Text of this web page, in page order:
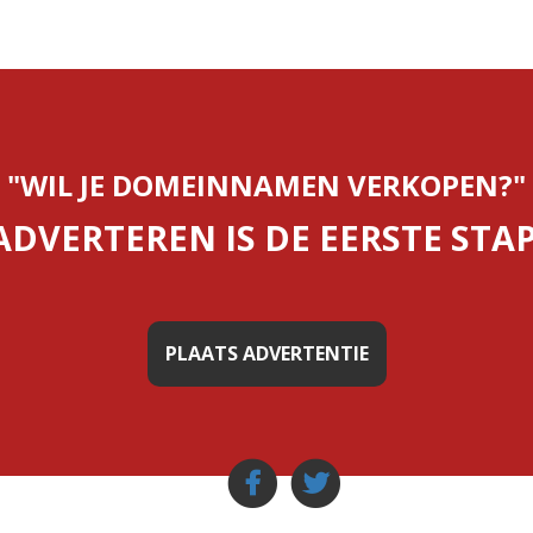
"WIL JE DOMEINNAMEN VERKOPEN?"
IS DE EERSTE
PLAATS ADVERTENTIE